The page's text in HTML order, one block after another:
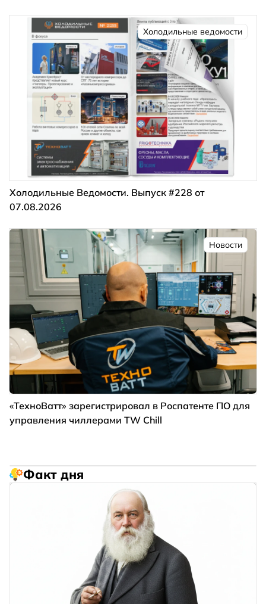
Холодильные ведомости
Холодильные Ведомости. Выпуск #228 от
07.08.2026
Новости
«ТехноВатт» зарегистрировал в Роспатенте ПО для
управления чиллерами TW Chill
Факт дня